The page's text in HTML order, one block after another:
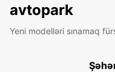
avtopark
Yeni modelləri sınamaq